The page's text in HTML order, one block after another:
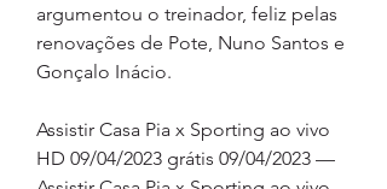
argumentou o treinador, feliz pelas
renovações de Pote, Nuno Santos e
Gonçalo Inácio.
Assistir Casa Pia x Sporting ao vivo
HD 09/04/2023 grátis 09/04/2023 —